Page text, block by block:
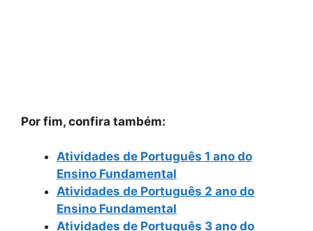
Por fim, confira também:
Atividades de Português 1 ano do
Ensino Fundamental
Atividades de Português 2 ano do
Ensino Fundamental
Atividades de Português 3 ano do